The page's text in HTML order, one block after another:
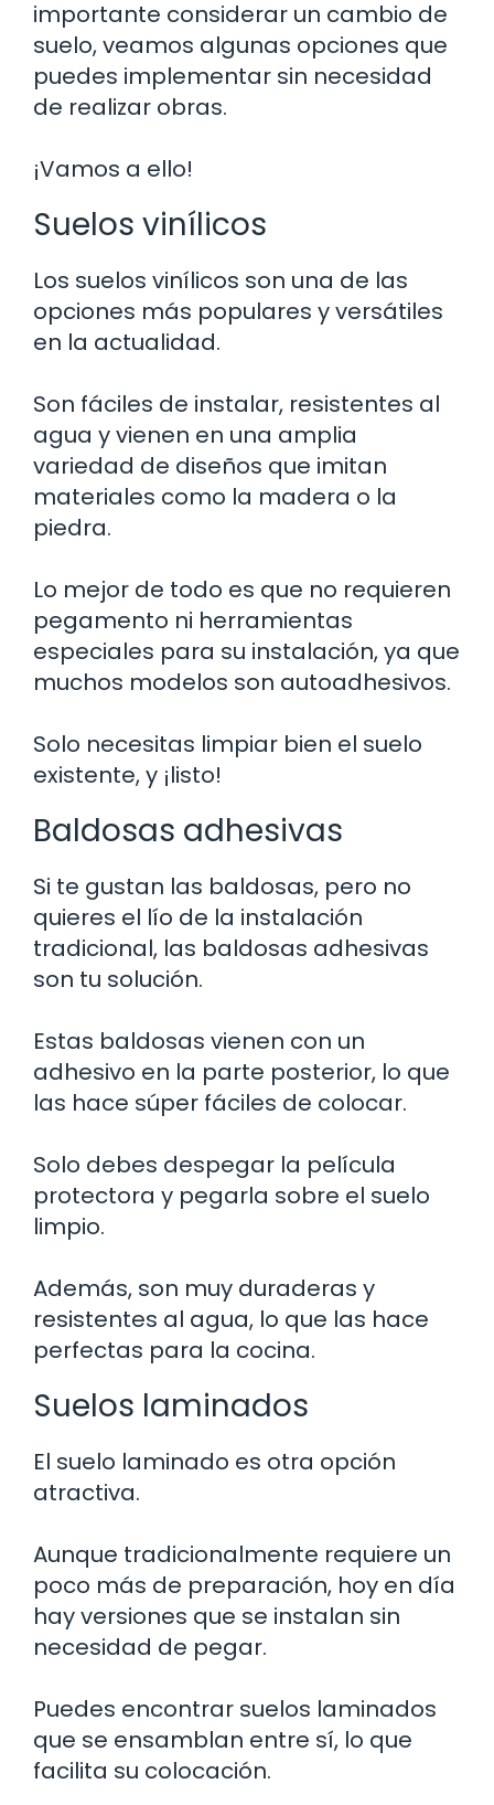
importante considerar un cambio de
suelo, veamos algunas opciones que
puedes implementar sin necesidad
de realizar obras.
¡Vamos a ello!
Suelos vinílicos
Los suelos vinílicos son una de las
opciones más populares y versátiles
en la actualidad.
Son fáciles de instalar, resistentes al
agua y vienen en una amplia
variedad de diseños que imitan
materiales como la madera o la
piedra.
Lo mejor de todo es que no requieren
pegamento ni herramientas
especiales para su instalación, ya que
muchos modelos son autoadhesivos.
Solo necesitas limpiar bien el suelo
existente, y ¡listo!
Baldosas adhesivas
Si te gustan las baldosas, pero no
quieres el lío de la instalación
tradicional, las baldosas adhesivas
son tu solución.
Estas baldosas vienen con un
adhesivo en la parte posterior, lo que
las hace súper fáciles de colocar.
Solo debes despegar la película
protectora y pegarla sobre el suelo
limpio.
Además, son muy duraderas y
resistentes al agua, lo que las hace
perfectas para la cocina.
Suelos laminados
El suelo laminado es otra opción
atractiva.
Aunque tradicionalmente requiere un
poco más de preparación, hoy en día
hay versiones que se instalan sin
necesidad de pegar.
Puedes encontrar suelos laminados
que se ensamblan entre sí, lo que
facilita su colocación.